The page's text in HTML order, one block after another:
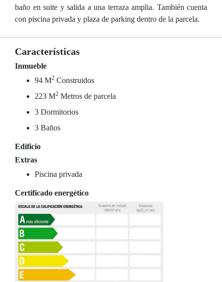
baño en suite y salida a una terraza amplia. También cuenta
con piscina privada y plaza de parking dentro de la parcela.
Características
Inmueble
94 M2 Construidos
223 M2 Metros de parcela
3 Dormitorios
3 Baños
Edificio
Extras
Piscina privada
Certificado energético